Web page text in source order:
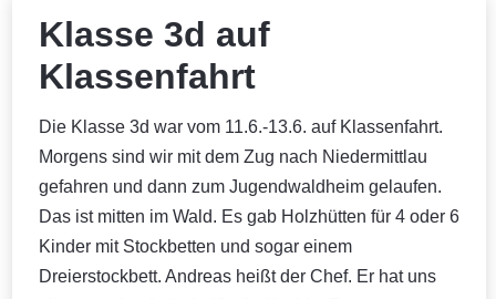
Klasse 3d auf
Klassenfahrt
Die Klasse 3d war vom 11.6.-13.6. auf Klassenfahrt.
Morgens sind wir mit dem Zug nach Niedermittlau
gefahren und dann zum Jugendwaldheim gelaufen.
Das ist mitten im Wald. Es gab Holzhütten für 4 oder 6
Kinder mit Stockbetten und sogar einem
Dreierstockbett. Andreas heißt der Chef. Er hat uns